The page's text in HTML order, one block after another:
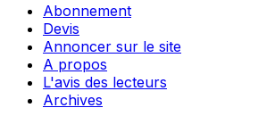
Abonnement
Devis
Annoncer sur le site
A propos
L'avis des lecteurs
Archives